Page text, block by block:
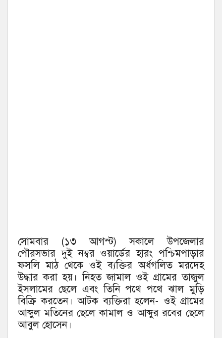
সোমবার (১৩ আগস্ট) সকালে উপজেলার
পৌরসভার দুই নম্বর ওয়ার্ডের হারং পশ্চিমপাড়ার
ফসলি মাঠ থেকে ওই ব্যক্তির অর্ধগলিত মরদেহ
উদ্ধার করা হয়। নিহত জামাল ওই গ্রামের তাজুল
ইসলামের ছেলে এবং তিনি পথে পথে ঝাল মুড়ি
বিক্রি করতেন। আটক ব্যক্তিরা হলেন- ওই গ্রামের
আব্দুল মতিনের ছেলে কামাল ও আব্দুর রবের ছেলে
আবুল হোসেন।